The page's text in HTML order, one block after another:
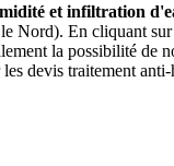
et infiltration
Nord). En cliquant
la possibilité de
devis traitement